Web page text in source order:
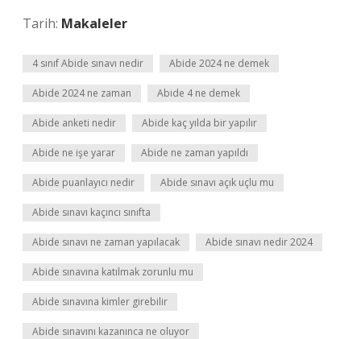
Tarih: Makaleler
4 sınıf Abide sınavı nedir Abide 2024 ne demek
Abide 2024 ne zaman Abide 4 ne demek
Abide anketi nedir Abide kaç yılda bir yapılır
Abide ne işe yarar Abide ne zaman yapıldı
Abide puanlayıcı nedir Abide sınavı açık uçlu mu
Abide sınavı kaçıncı sınıfta
Abide sınavı ne zaman yapılacak Abide sınavı nedir 2024
Abide sınavına katılmak zorunlu mu
Abide sınavına kimler girebilir
Abide sınavını kazanınca ne oluyor